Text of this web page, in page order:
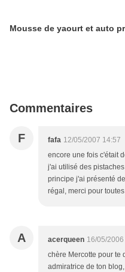
Mousse de yaourt et auto
Commentaires
F fafa 12/05/2007 14:57
encore une fois c'était
j'ai utilisé des
principe j'ai présenté
régal, merci pour
A acerqueen 16/05/
chère Mercotte pour te
admiratrice de ton